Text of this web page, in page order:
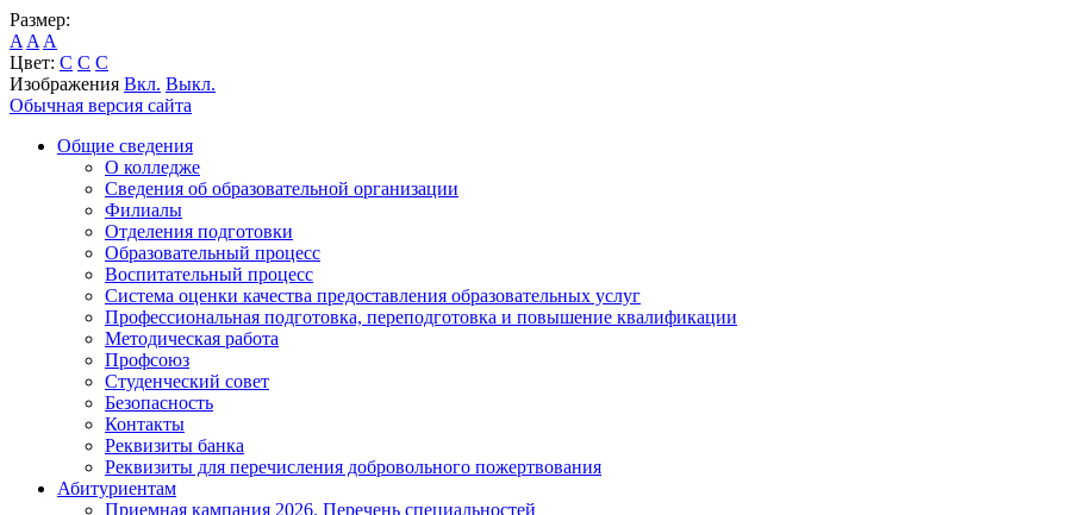
Размер:
A A A
Цвет: C C C
Изображения Вкл. Выкл.
Обычная версия сайта
Общие сведения
О колледже
Сведения об образовательной организации
Филиалы
Отделения подготовки
Образовательный процесс
Воспитательный процесс
Система оценки качества предоставления образовательных услуг
Профессиональная подготовка, переподготовка и повышение квалификации
Методическая работа
Профсоюз
Студенческий совет
Безопасность
Контакты
Реквизиты банка
Реквизиты для перечисления добровольного пожертвования
Абитуриентам
Приемная кампания 2026. Перечень специальностей